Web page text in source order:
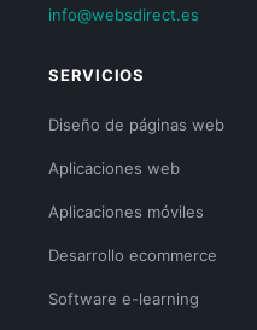
info@websdirect.es
SERVICIOS
Diseño de páginas web
Aplicaciones web
Aplicaciones móviles
Desarrollo ecommerce
Software e-learning